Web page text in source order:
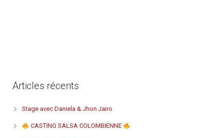
Articles récents
Stage avec Daniela & Jhon Jairo
CASTING SALSA COLOMBIENNE